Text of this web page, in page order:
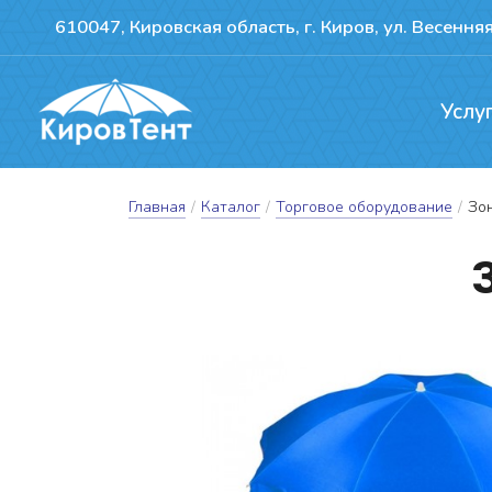
610047, Кировская область, г. Киров, ул.
Главная / Каталог / Торговое оборудование /